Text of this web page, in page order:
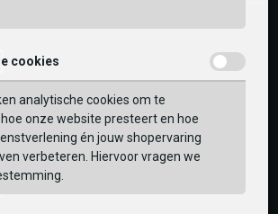
cookies
analytische cookies om te
onze website presteert en hoe
én jouw shopervaring
verbeteren. Hiervoor vragen we